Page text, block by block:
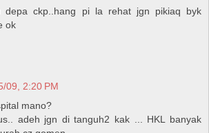
depa ckp..hang pi la rehat jgn pikiaq byk
ok
09, 2:20 PM
mano?
adeh jgn di tanguh2 kak ... HKL banyak